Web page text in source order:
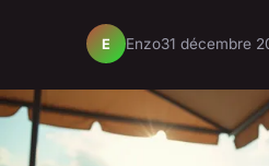
E Enzo31 décembre